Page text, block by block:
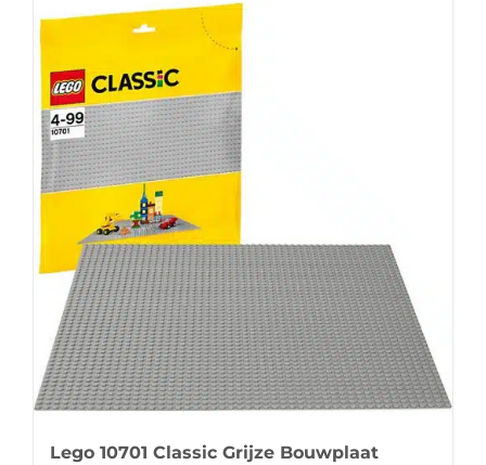
Lego 10701 Classic Grijze Bouwplaat